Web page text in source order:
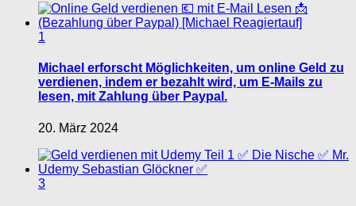
1
Michael erforscht Möglichkeiten, um online Geld zu
verdienen, indem er bezahlt wird, um E-Mails zu
lesen, mit Zahlung über Paypal.
20. März 2024
3